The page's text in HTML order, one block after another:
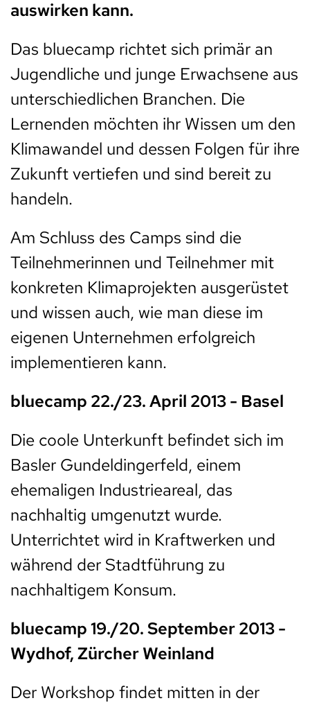
auswirken kann.
Das bluecamp richtet sich primär an
Jugendliche und junge Erwachsene aus
unterschiedlichen Branchen. Die
Lernenden möchten ihr Wissen um den
Klimawandel und dessen Folgen für ihre
Zukunft vertiefen und sind bereit zu
handeln.
Am Schluss des Camps sind die
Teilnehmerinnen und Teilnehmer mit
konkreten Klimaprojekten ausgerüstet
und wissen auch, wie man diese im
eigenen Unternehmen erfolgreich
implementieren kann.
bluecamp 22./23. April 2013 - Basel
Die coole Unterkunft befindet sich im
Basler Gundeldingerfeld, einem
ehemaligen Industrieareal, das
nachhaltig umgenutzt wurde.
Unterrichtet wird in Kraftwerken und
während der Stadtführung zu
nachhaltigem Konsum.
bluecamp 19./20. September 2013 -
Wydhof, Zürcher Weinland
Der Workshop findet mitten in der